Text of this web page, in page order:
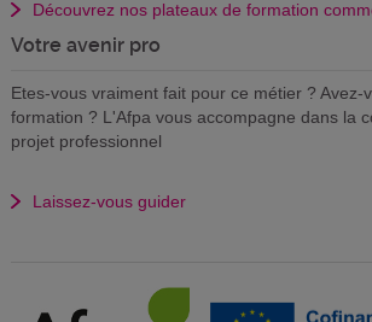
Découvrez nos plateaux de formation
Votre avenir pro
Etes-vous vraiment fait pour ce métier ? Avez-
formation ? L'Afpa vous accompagne dans la
projet professionnel
Laissez-vous guider